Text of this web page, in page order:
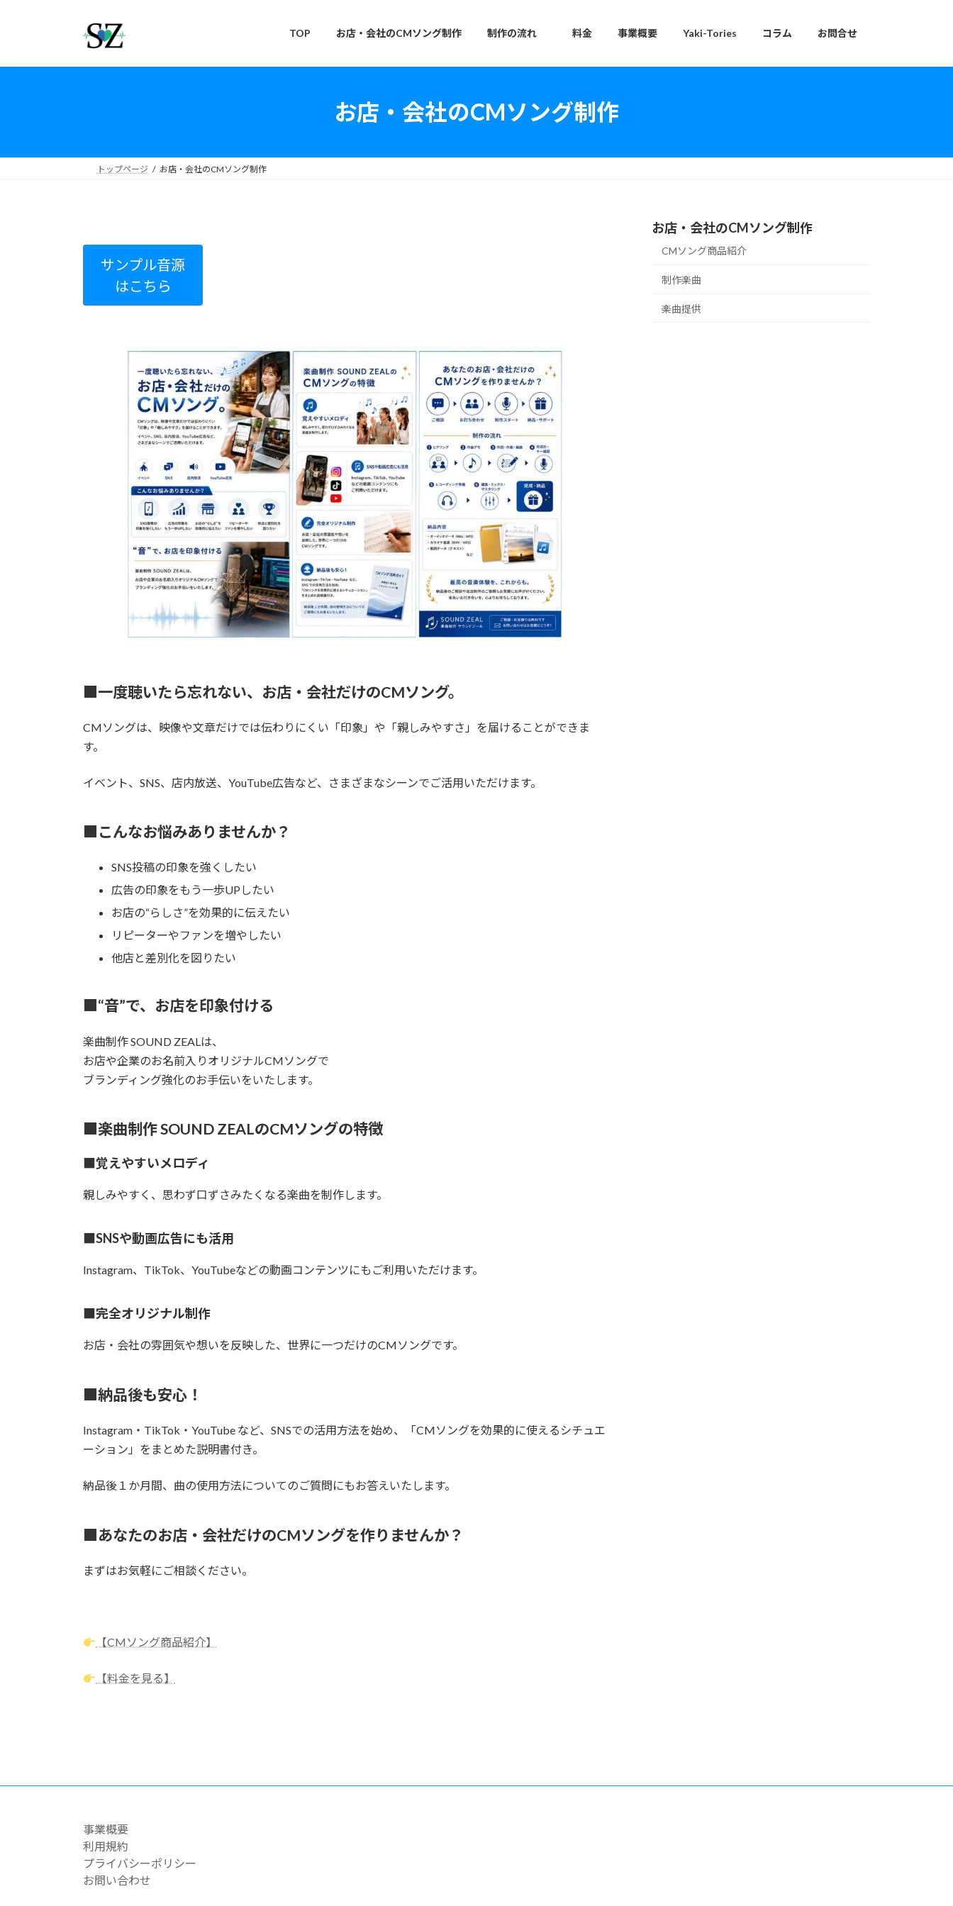
プ
動
TOP お店・会社のCMソング制作 制作の流れ 料金 事業概要 Yaki-Tories コラム お問合せ
お店・会社のCMソング制作
トップページ お店・会社のCMソング制作
サンプル音源
はこちら
■一度聴いたら忘れない、お店・会社だけのCMソング。
CMソングは、映像や文章だけでは伝わりにくい「印象」や「親しみやすさ」を届けることができま
す。
イベント、SNS、店内放送、YouTube広告など、さまざまなシーンでご活用いただけます。
■こんなお悩みありませんか？
SNS投稿の印象を強くしたい
広告の印象をもう一歩UPしたい
お店の“らしさ”を効果的に伝えたい
リピーターやファンを増やしたい
他店と差別化を図りたい
■“音”で、お店を印象付ける
楽曲制作 SOUND ZEALは、
お店や企業のお名前入りオリジナルCMソングで
ブランディング強化のお手伝いをいたします。
■楽曲制作 SOUND ZEALのCMソングの特徴
■覚えやすいメロディ
親しみやすく、思わず口ずさみたくなる楽曲を制作します。
■SNSや動画広告にも活用
Instagram、TikTok、YouTubeなどの動画コンテンツにもご利用いただけます。
■完全オリジナル制作
お店・会社の雰囲気や想いを反映した、世界に一つだけのCMソングです。
■納品後も安心！
Instagram・TikTok・YouTube など、SNSでの活用方法を始め、「CMソングを効果的に使えるシチュエ
ーション」をまとめた説明書付き。
納品後１か月間、曲の使用方法についてのご質問にもお答えいたします。
■あなたのお店・会社だけのCMソングを作りませんか？
まずはお気軽にご相談ください。
【CMソング商品紹介】
【料金を見る】
お店・会社のCMソング制作
CMソング商品紹介
制作楽曲
楽曲提供
事業概要
利用規約
プライバシーポリシー
お問い合わせ